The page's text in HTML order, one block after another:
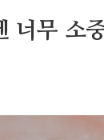
너무 소